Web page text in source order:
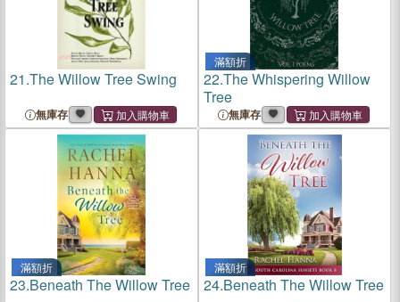
21.The Willow Tree Swing
無庫存
滿額折
22.The Whispering Willow
Tree
無庫存
滿額折
23.Beneath The Willow Tree
滿額折
24.Beneath The Willow Tree